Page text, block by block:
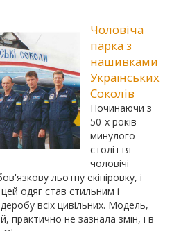
Чоловіча
парка з
нашивками
Українських
Соколів
Починаючи з
50-х років
минулого
століття
чоловічі
льотну екіпіровку, і
одяг став стильним і
всіх цивільних. Модель,
практично не зазнала змін, і в